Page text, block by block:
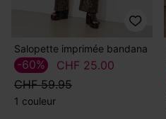
Salopette imprimée bandana
CHF 25.00
CHF 59.95
-60%
1 couleur